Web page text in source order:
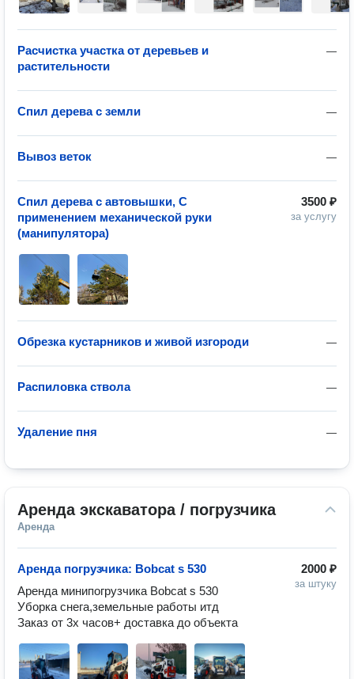
—
Расчистка участка от деревьев и
растительности
—
Спил дерева с земли
—
Вывоз веток
3500 ₽
за услугу
Спил дерева с автовышки, С
применением механической руки
(манипулятора)
—
Обрезка кустарников и живой изгороди
—
Распиловка ствола
—
Удаление пня
Аренда экскаватора / погрузчика
Аренда
2000 ₽
за штуку
Аренда погрузчика: Bobcat s 530
Аренда минипогрузчика Bobcat s 530
Уборка снега,земельные работы итд
Заказ от 3х часов+ доставка до объекта